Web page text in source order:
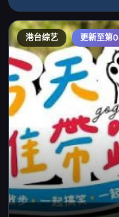
港台综艺 更新至第